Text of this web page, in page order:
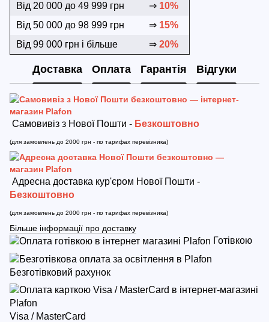
Від 20 000 до 49 999 грн
⇒ 10%
Від 50 000 до 98 999 грн
⇒ 15%
Від 99 000 грн і більше
⇒ 20%
Доставка Оплата Гарантія Відгуки
Самовивіз з Нової Пошти - Безкоштовно
(для замовлень до 2000 грн - по тарифах перевізника)
Адресна доставка кур'єром Нової Пошти -
Безкоштовно
(для замовлень до 2000 грн - по тарифах перевізника)
Більше інформації про доставку
Готівкою
Безготівковий рахунок
Visa / MasterCard